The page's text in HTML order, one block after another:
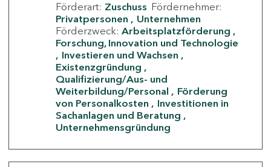
Förderart: Zuschuss Fördernehmer:
Privatpersonen
Unternehmen
Förderzweck: Arbeitsplatzförderung
Forschung, Innovation und Technologie
Investieren und Wachsen
Existenzgründung
Qualifizierung/Aus- und
Weiterbildung/Personal
Förderung
von Personalkosten
Investitionen in
Sachanlagen und Beratung
Unternehmensgründung